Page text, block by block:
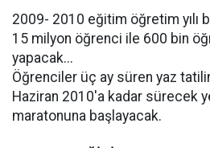
2009- 2010 eğitim öğretim yılı
15 milyon öğrenci ile 600 bin
yapacak...
Öğrenciler üç ay süren yaz
Haziran 2010'a kadar sürecek
maratonuna başlayacak.